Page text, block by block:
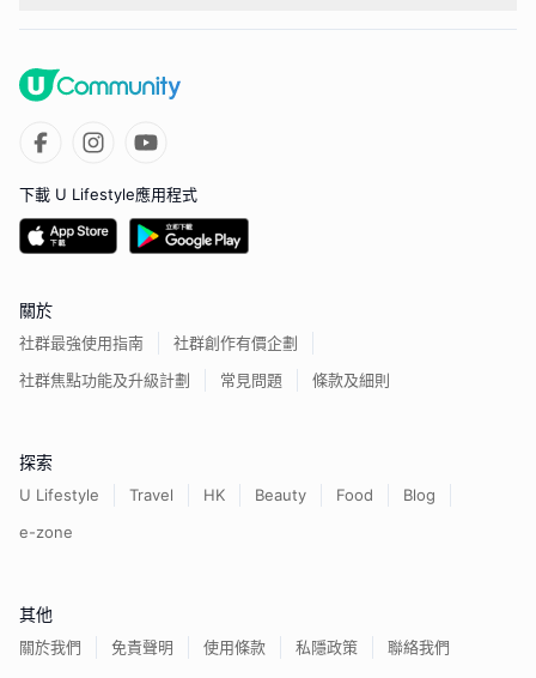
下載 U Lifestyle應用程式
關於
社群最強使用指南
社群創作有價企劃
社群焦點功能及升級計劃
常見問題 條款及細則
探索
U Lifestyle Travel HK Beauty Food
Blog
e-zone
其他
關於我們 免責聲明 使用條款 私隱政策 聯絡我們